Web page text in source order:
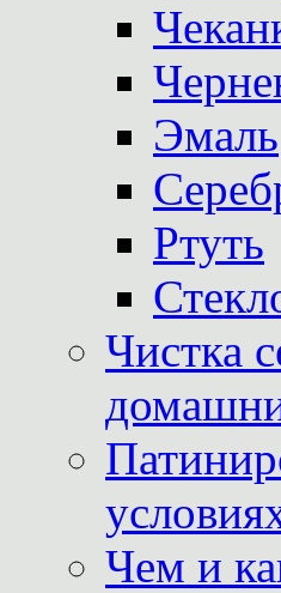
Эмаль
Ртуть
Чистка
Чем и